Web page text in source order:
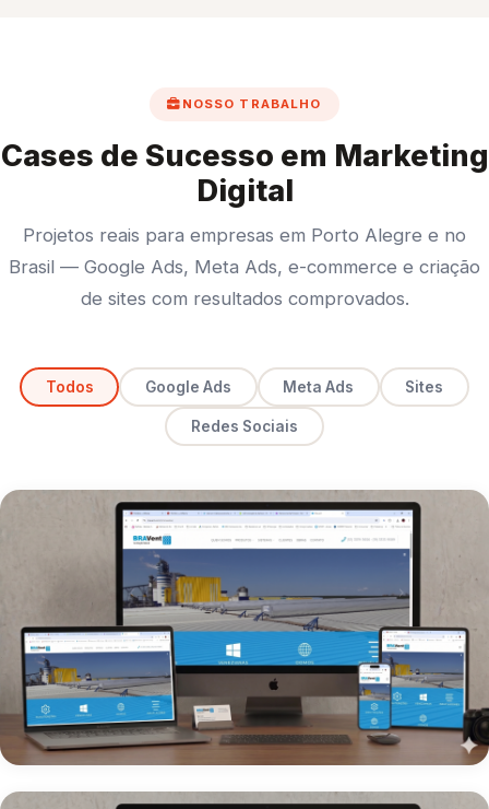
NOSSO TRABALHO
Cases de Sucesso em Marketing
Digital
Projetos reais para empresas em Porto Alegre e no
Brasil — Google Ads, Meta Ads, e-commerce e criação
de sites com resultados comprovados.
Todos Google Ads Meta Ads Sites
Redes Sociais